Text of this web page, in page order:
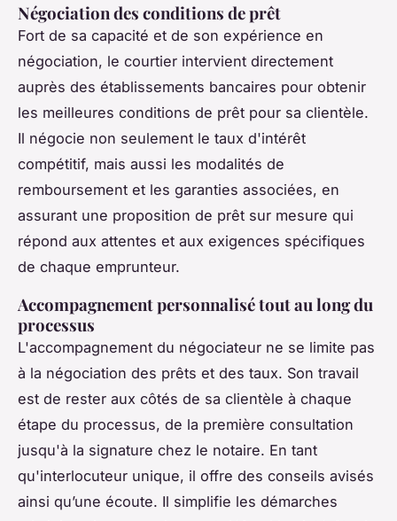
Négociation des conditions de prêt
Fort de sa capacité et de son expérience en
négociation, le courtier intervient directement
auprès des établissements bancaires pour obtenir
les meilleures conditions de prêt pour sa clientèle.
Il négocie non seulement le taux d'intérêt
compétitif, mais aussi les modalités de
remboursement et les garanties associées, en
assurant une proposition de prêt sur mesure qui
répond aux attentes et aux exigences spécifiques
de chaque emprunteur.
Accompagnement personnalisé tout au long du
processus
L'accompagnement du négociateur ne se limite pas
à la négociation des prêts et des taux. Son travail
est de rester aux côtés de sa clientèle à chaque
étape du processus, de la première consultation
jusqu'à la signature chez le notaire. En tant
qu'interlocuteur unique, il offre des conseils avisés
ainsi qu’une écoute. Il simplifie les démarches